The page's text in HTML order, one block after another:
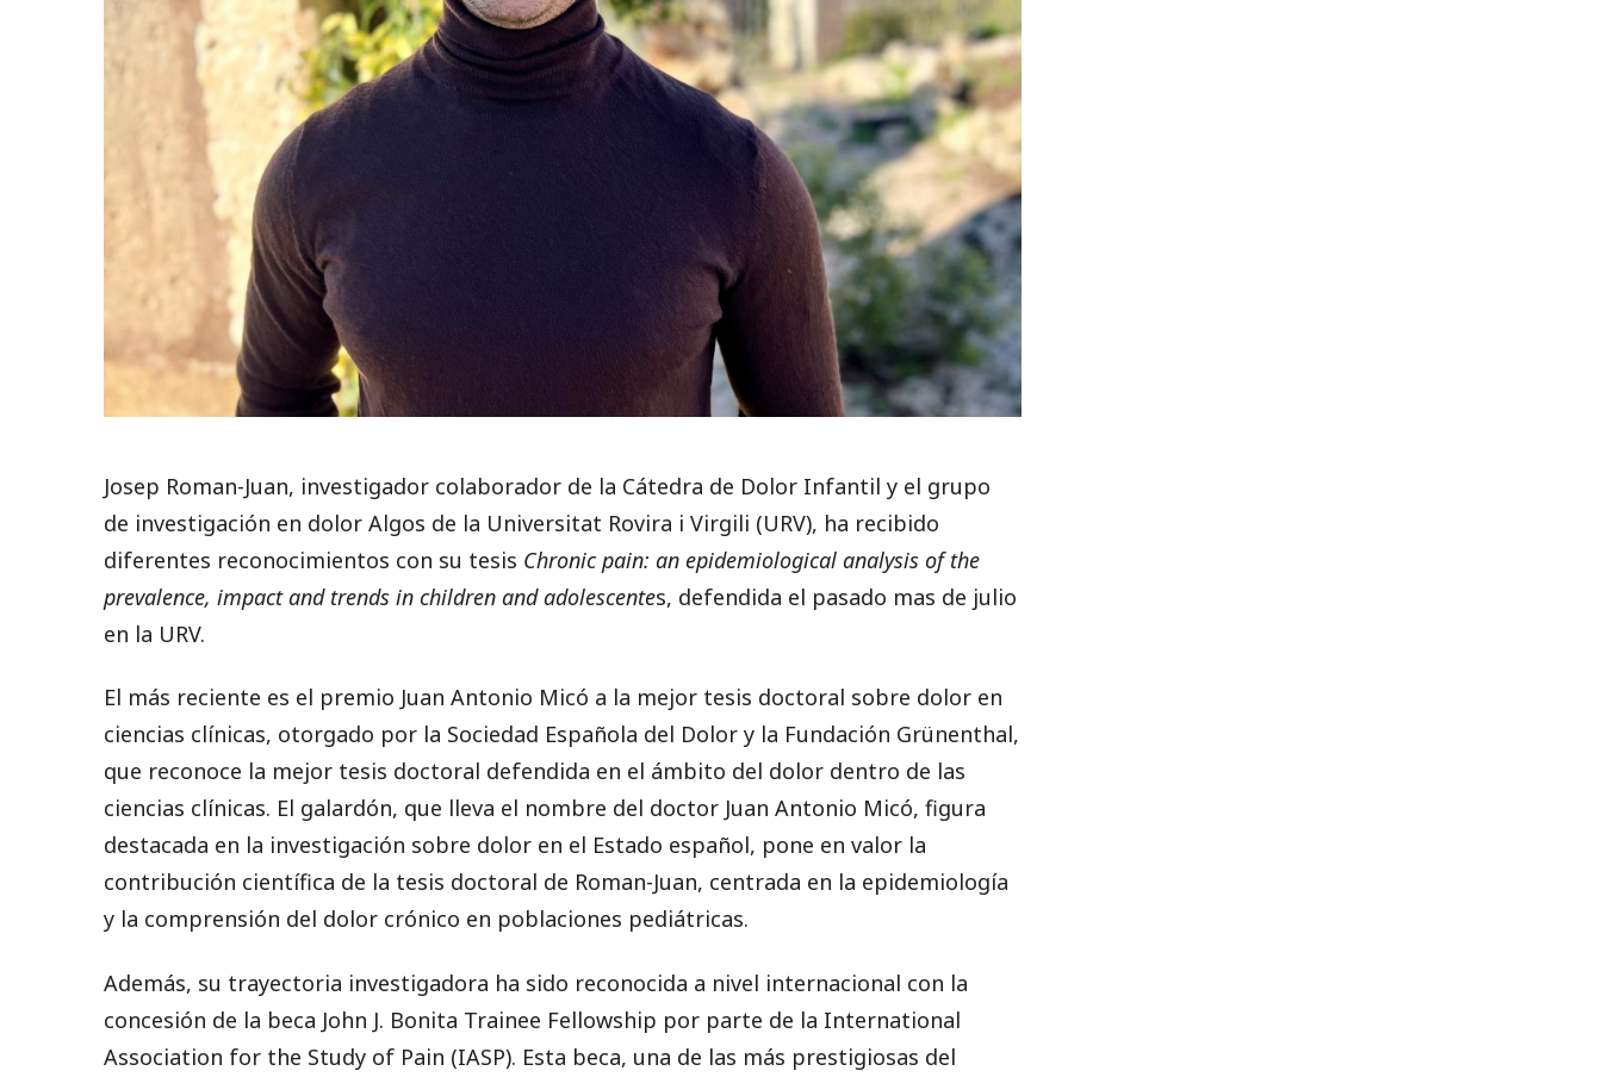
Josep Roman-Juan, investigador colaborador de la Cátedra de Dolor Infantil y el grupo
de investigación en dolor Algos de la Universitat Rovira i Virgili (URV), ha recibido
diferentes reconocimientos con su tesis Chronic pain: an epidemiological analysis of the
prevalence, impact and trends in children and adolescentes, defendida el pasado mas de julio
en la URV.
El más reciente es el premio Juan Antonio Micó a la mejor tesis doctoral sobre dolor en
ciencias clínicas, otorgado por la Sociedad Española del Dolor y la Fundación Grünenthal,
que reconoce la mejor tesis doctoral defendida en el ámbito del dolor dentro de las
ciencias clínicas. El galardón, que lleva el nombre del doctor Juan Antonio Micó, figura
destacada en la investigación sobre dolor en el Estado español, pone en valor la
contribución científica de la tesis doctoral de Roman-Juan, centrada en la epidemiología
y la comprensión del dolor crónico en poblaciones pediátricas.
Además, su trayectoria investigadora ha sido reconocida a nivel internacional con la
concesión de la beca John J. Bonita Trainee Fellowship por parte de la International
Association for the Study of Pain (IASP). Esta beca, una de las más prestigiosas del